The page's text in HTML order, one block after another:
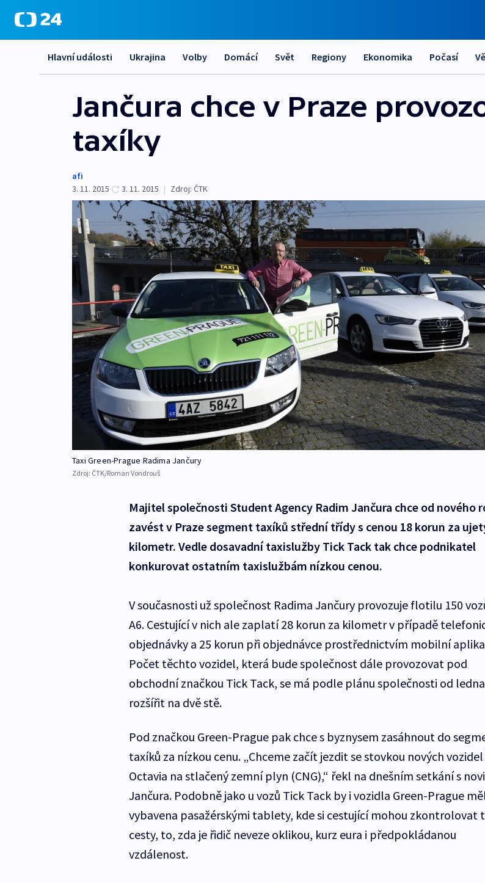
Hlavní události Ukrajina Volby Domácí Svět Regiony Ekonomika Počasí
Jančura chce v Praze
taxíky
afi
3. 11. 2015
3. 11. 2015 | Zdroj: ČTK
Taxi Green-Prague Radima Jančury
Zdroj: ČTK/Roman Vondrouš
Majitel společnosti Student Agency Radim Jančura chce od nového
zavést v Praze segment taxíků střední třídy s cenou 18 korun za
kilometr. Vedle dosavadní taxislužby Tick Tack tak chce podnikatel
konkurovat ostatním taxislužbám nízkou cenou.
V současnosti už společnost Radima Jančury provozuje flotilu 150
A6. Cestující v nich ale zaplatí 28 korun za kilometr v případě
objednávky a 25 korun při objednávce prostřednictvím mobilní
Počet těchto vozidel, která bude společnost dále provozovat pod
obchodní značkou Tick Tack, se má podle plánu společnosti od ledna
rozšířit na dvě stě.
Pod značkou Green-Prague pak chce s byznysem zasáhnout do
taxíků za nízkou cenu. „Chceme začít jezdit se stovkou nových vozidel
Octavia na stlačený zemní plyn (CNG),“ řekl na dnešním setkání s
Jančura. Podobně jako u vozů Tick Tack by i vozidla Green-Prague
vybavena pasažérskými tablety, kde si cestující mohou zkontrolovat
cesty, to, zda je řidič neveze oklikou, kurz eura i předpokládanou
vzdálenost.